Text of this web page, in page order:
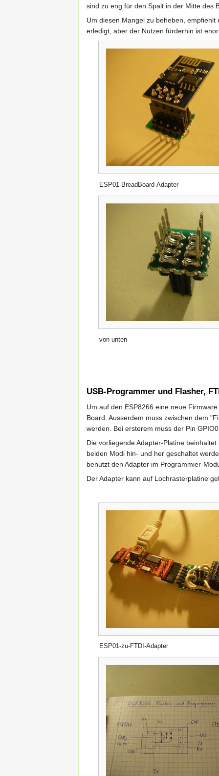
sind zu eng für den Spalt in der Mitte des
Um diesen Mangel zu beheben,
erledigt, aber der Nutzen fürderhin ist
ESP01-BreadBoard-Adapter
von unten
USB-Programmer und Flasher,
Um auf den ESP8266 eine neue
Board. Ausserdem muss zwischen dem
werden. Bei ersterem muss der Pin
Die vorliegende Adapter-Platine
beiden Modi hin- und her geschaltet
benutzt den Adapter im Programmier-
Der Adapter kann auf Lochrasterplatine
ESP01-zu-FTDI-Adapter